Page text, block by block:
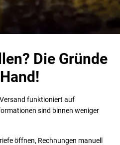
Die Gründe
funktioniert auf
sind binnen weniger
öffnen, Rechnungen manuell